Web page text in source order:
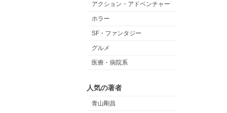
アクション・アドベンチャー
ホラー
SF・ファンタジー
グルメ
医療・病院系
人気の著者
青山剛昌